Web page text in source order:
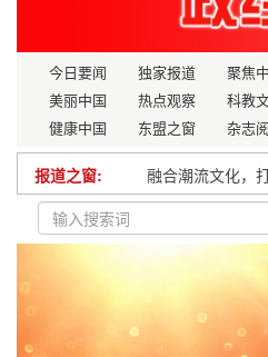
今日要闻 独家报道
聚焦
美丽中国
热点观察
科教
健康中国
东盟之窗 杂志
报道之窗:
融合潮流文化，
浙江代表团传达
冬至：阴极阳生
四川省供销合